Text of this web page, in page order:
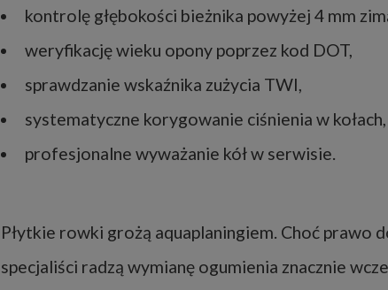
kontrolę głębokości bieżnika powyżej 4 mm
weryfikację wieku opony poprzez kod DOT,
sprawdzanie wskaźnika zużycia TWI,
systematyczne korygowanie ciśnienia w kołach,
profesjonalne wyważanie kół w serwisie.
Płytkie rowki grożą aquaplaningiem. Choć prawo
specjaliści radzą wymianę ogumienia znacznie